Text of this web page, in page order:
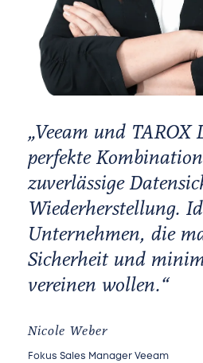
„Veeam und TAROX
perfekte
zuverlässige
Wiederherstellung.
Unternehmen, die
Sicherheit und
vereinen wollen.“
Nicole Weber
Fokus Sales Manager Veeam